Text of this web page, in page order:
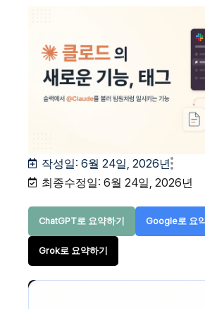
작성일: 6월 24일, 2026년
최종수정일: 6월 24일, 2026년
ChatGPT로 요약하기 Google로 요
Grok로 요약하기